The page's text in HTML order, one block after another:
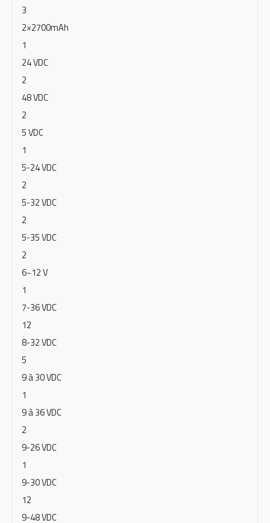
3
2×2700mAh
1
24 VDC
2
48 VDC
2
5 VDC
1
5-24 VDC
2
5-32 VDC
2
5-35 VDC
2
6~12 V
1
7-36 VDC
12
8-32 VDC
5
9 à 30 VDC
1
9 à 36 VDC
2
9-26 VDC
1
9-30 VDC
12
9-48 VDC